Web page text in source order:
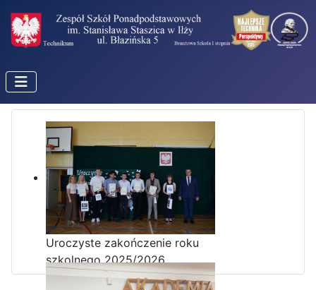
Uroczyste zakończenie roku
szkolnego 2025/2026